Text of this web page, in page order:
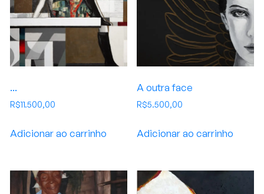
...
R$11.500,00
Adicionar ao carrinho
A outra face
R$5.500,00
Adicionar ao carrinho